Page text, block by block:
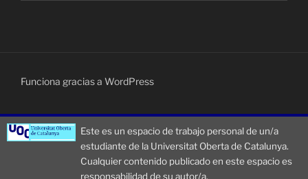
Funciona gracias a WordPress
Este es un espacio de trabajo personal de un/a
estudiante de la Universitat Oberta de Catalunya.
Cualquier contenido publicado en este espacio es
responsabilidad de su autor/a.